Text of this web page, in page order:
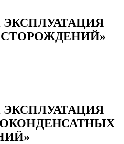
ЭКСПЛУАТАЦИЯ
ЭКСПЛУАТАЦИЯ